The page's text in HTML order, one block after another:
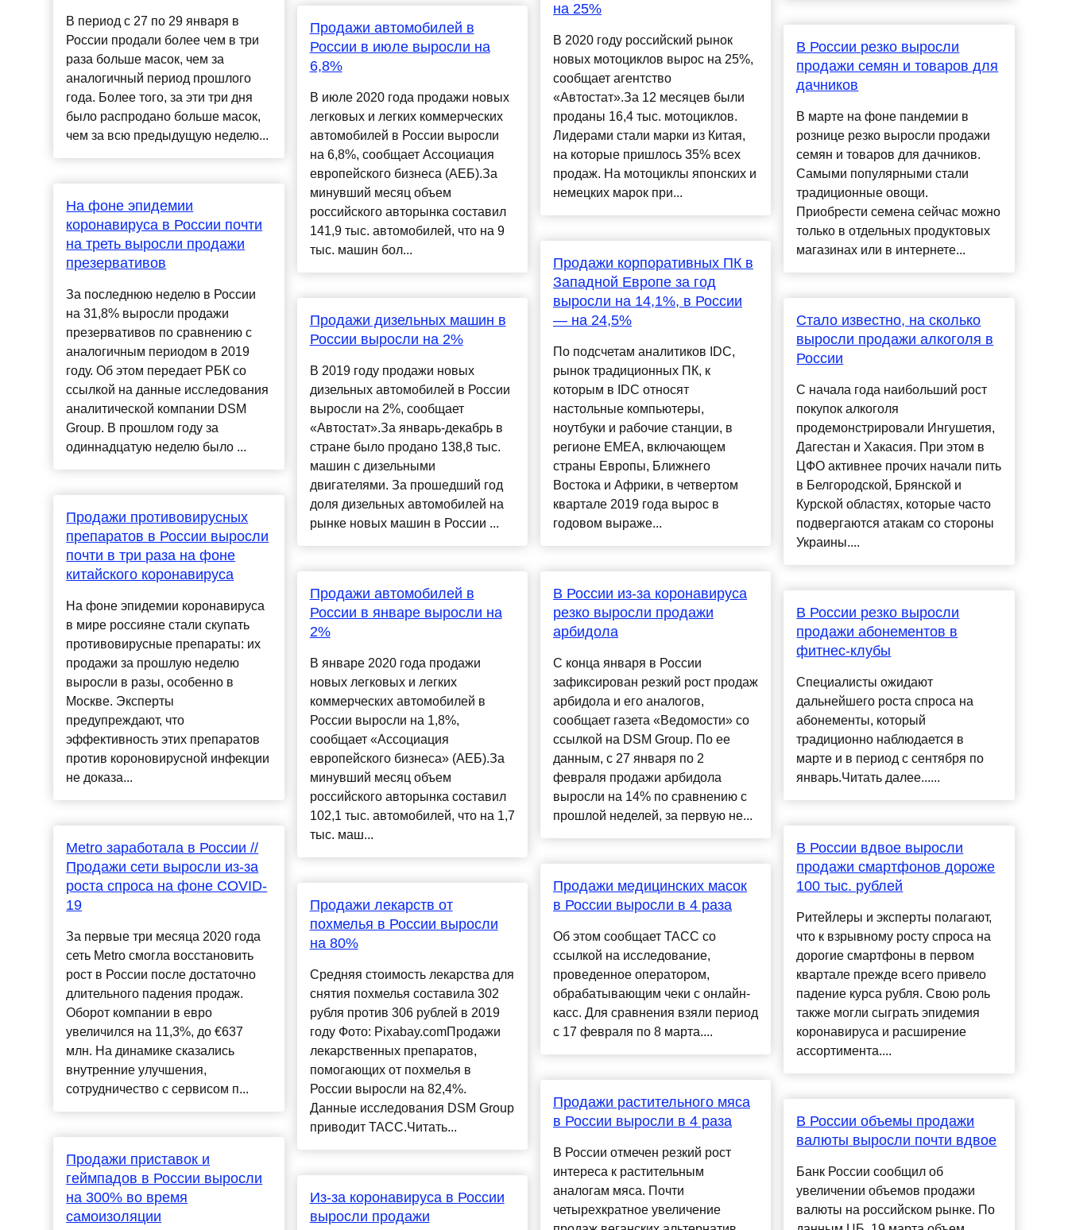
В период с 27 по 29 января в
России продали более чем в три
раза больше масок, чем за
аналогичный период прошлого
года. Более того, за эти три дня
было распродано больше масок,
чем за всю предыдущую неделю...
На фоне эпидемии
коронавируса в России почти
на треть выросли продажи
презервативов
За последнюю неделю в России
на 31,8% выросли продажи
презервативов по сравнению с
аналогичным периодом в 2019
году. Об этом передает РБК со
ссылкой на данные исследования
аналитической компании DSM
Group. В прошлом году за
одиннадцатую неделю было ...
Продажи противовирусных
препаратов в России выросли
почти в три раза на фоне
китайского коронавируса
На фоне эпидемии коронавируса
в мире россияне стали скупать
противовирусные препараты: их
продажи за прошлую неделю
выросли в разы, особенно в
Москве. Эксперты
предупреждают, что
эффективность этих препаратов
против короновирусной инфекции
не доказа...
Metro заработала в России //
Продажи сети выросли из-за
роста спроса на фоне COVID-
19
За первые три месяца 2020 года
сеть Metro смогла восстановить
рост в России после достаточно
длительного падения продаж.
Оборот компании в евро
увеличился на 11,3%, до €637
млн. На динамике сказались
внутренние улучшения,
сотрудничество с сервисом п...
Продажи приставок и
геймпадов в России выросли
на 300% во время
самоизоляции
Продажи автомобилей в
России в июле выросли на
6,8%
В июле 2020 года продажи новых
легковых и легких коммерческих
автомобилей в России выросли
на 6,8%, сообщает Ассоциация
европейского бизнеса (АЕБ).За
минувший месяц объем
российского авторынка составил
141,9 тыс. автомобилей, что на 9
тыс. машин бол...
Продажи дизельных машин в
России выросли на 2%
В 2019 году продажи новых
дизельных автомобилей в России
выросли на 2%, сообщает
«Автостат».За январь-декабрь в
стране было продано 138,8 тыс.
машин с дизельными
двигателями. За прошедший год
доля дизельных автомобилей на
рынке новых машин в России ...
Продажи автомобилей в
России в январе выросли на
2%
В январе 2020 года продажи
новых легковых и легких
коммерческих автомобилей в
России выросли на 1,8%,
сообщает «Ассоциация
европейского бизнеса» (АЕБ).За
минувший месяц объем
российского авторынка составил
102,1 тыс. автомобилей, что на 1,7
тыс. маш...
Продажи лекарств от
похмелья в России выросли
на 80%
Средняя стоимость лекарства для
снятия похмелья составила 302
рубля против 306 рублей в 2019
году Фото: Pixabay.comПродажи
лекарственных препаратов,
помогающих от похмелья в
России выросли на 82,4%.
Данные исследования DSM Group
приводит ТАСС.Читать...
Из-за коронавируса в России
выросли продажи
на 25%
В 2020 году российский рынок
новых мотоциклов вырос на 25%,
сообщает агентство
«Автостат».За 12 месяцев были
проданы 16,4 тыс. мотоциклов.
Лидерами стали марки из Китая,
на которые пришлось 35% всех
продаж. На мотоциклы японских и
немецких марок при...
Продажи корпоративных ПК в
Западной Европе за год
выросли на 14,1%, в России
— на 24,5%
По подсчетам аналитиков IDC,
рынок традиционных ПК, к
которым в IDC относят
настольные компьютеры,
ноутбуки и рабочие станции, в
регионе EMEA, включающем
страны Европы, Ближнего
Востока и Африки, в четвертом
квартале 2019 года вырос в
годовом выраже...
В России из-за коронавируса
резко выросли продажи
арбидола
С конца января в России
зафиксирован резкий рост продаж
арбидола и его аналогов,
сообщает газета «Ведомости» со
ссылкой на DSM Group. По ее
данным, с 27 января по 2
февраля продажи арбидола
выросли на 14% по сравнению с
прошлой неделей, за первую не...
Продажи медицинских масок
в России выросли в 4 раза
Об этом сообщает ТАСС со
ссылкой на исследование,
проведенное оператором,
обрабатывающим чеки с онлайн-
касс. Для сравнения взяли период
с 17 февраля по 8 марта....
Продажи растительного мяса
в России выросли в 4 раза
В России отмечен резкий рост
интереса к растительным
аналогам мяса. Почти
четырехкратное увеличение
В России резко выросли
продажи семян и товаров для
дачников
В марте на фоне пандемии в
рознице резко выросли продажи
семян и товаров для дачников.
Самыми популярными стали
традиционные овощи.
Приобрести семена сейчас можно
только в отдельных продуктовых
магазинах или в интернете...
Стало известно, на сколько
выросли продажи алкоголя в
России
С начала года наибольший рост
покупок алкоголя
продемонстрировали Ингушетия,
Дагестан и Хакасия. При этом в
ЦФО активнее прочих начали пить
в Белгородской, Брянской и
Курской областях, которые часто
подвергаются атакам со стороны
Украины....
В России резко выросли
продажи абонементов в
фитнес-клубы
Специалисты ожидают
дальнейшего роста спроса на
абонементы, который
традиционно наблюдается в
марте и в период с сентября по
январь.Читать далее......
В России вдвое выросли
продажи смартфонов дороже
100 тыс. рублей
Ритейлеры и эксперты полагают,
что к взрывному росту спроса на
дорогие смартфоны в первом
квартале прежде всего привело
падение курса рубля. Свою роль
также могли сыграть эпидемия
коронавируса и расширение
ассортимента....
В России объемы продажи
валюты выросли почти вдвое
Банк России сообщил об
увеличении объемов продажи
валюты на российском рынке. По